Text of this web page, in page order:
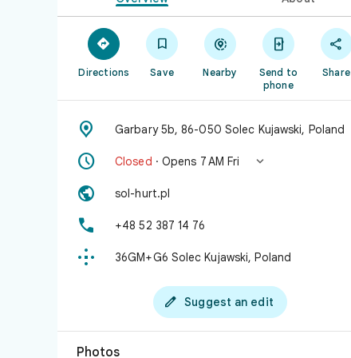

Directions

Save

Nearby

Send to
phone

Share
 Garbary 5b, 86-050 Solec Kujawski, Poland
 Closed · Opens 7 AM Fri 
 sol-hurt.pl
 +48 52 387 14 76
 36GM+G6 Solec Kujawski, Poland
 Suggest an edit
Photos